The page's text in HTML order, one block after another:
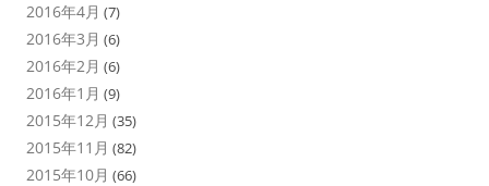
2016年4月 (7)
2016年3月 (6)
2016年2月 (6)
2016年1月 (9)
2015年12月 (35)
2015年11月 (82)
2015年10月 (66)